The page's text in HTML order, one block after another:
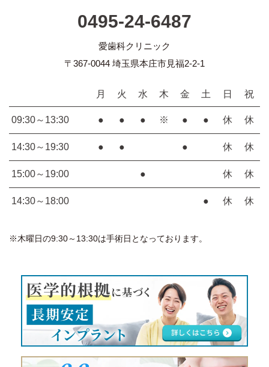
0495-24-6487
愛歯科クリニック
〒367-0044 埼玉県本庄市見福2-2-1
月 火 水 木 金 土 日 祝
09:30～13:30 ● ● ● ※ ● ● 休 休
14:30～19:30 ● ● ● 休 休
15:00～19:00 ● 休 休
14:30～18:00 ● 休 休
※木曜日の9:30～13:30は手術日となっております。